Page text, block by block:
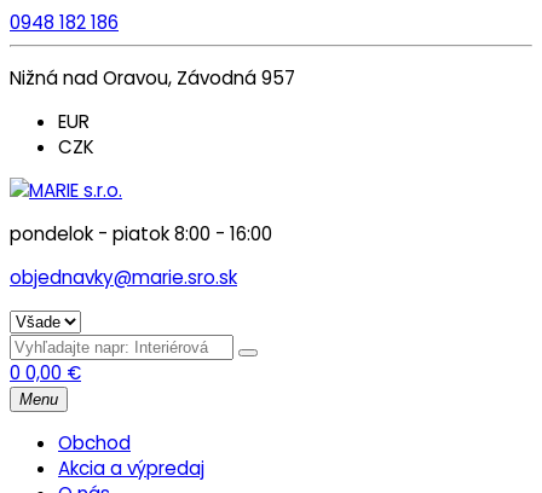
0948 182 186
Nižná nad Oravou, Závodná 957
EUR
CZK
pondelok - piatok 8:00 - 16:00
objednavky@marie.sro.sk
0 0,00 €
Menu
Obchod
Akcia a výpredaj